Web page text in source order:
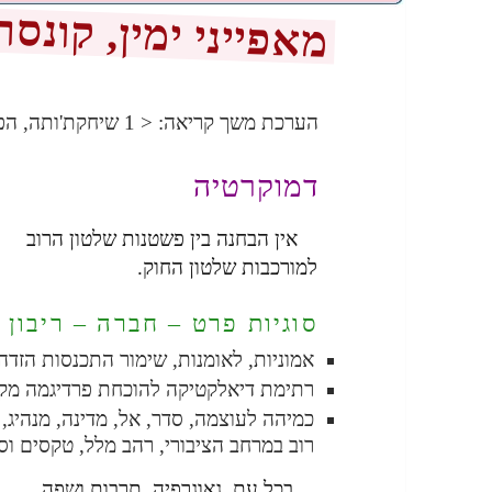
מאפייני ימין,
הערכת משך קריאה: < 1 שיחקת'ותה,
דמוקרטיה
אין הבחנה בין פשטנות שלטון הרוב
למורכבות שלטון החוק.
סוגיות פרט – חברה – ריבון
אמוניות, לאומנות, שימור התכנסות
רתימת דיאלקטיקה להוכחת פרדיגמה
כמיהה לעוצמה, סדר, אל, מדינה,
רוב במרחב הציבורי, רהב מלל, טקסים